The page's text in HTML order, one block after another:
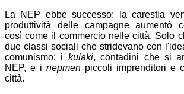
La NEP ebbe successo: la carestia
produttività delle campagne aumentò
così come il commercio nelle città. Solo
due classi sociali che stridevano con
comunismo: i kulaki, contadini che si
NEP, e i nepmen piccoli imprenditori e
città.